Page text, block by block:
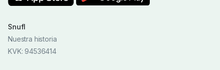
Snufl
Nuestra historia
KVK: 94536414